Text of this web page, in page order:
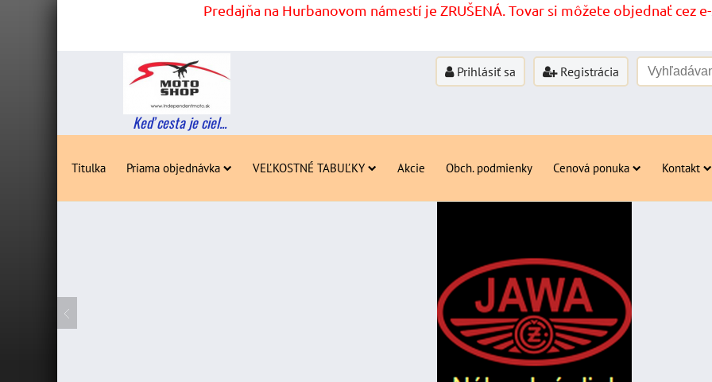
Predajňa na Hurbanovom námestí je ZRUŠENÁ. Tovar si môžete objednať cez
Keď cesta je ciel...
Prihlásiť sa Registrácia
Titulka Priama objednávka VEĽKOSTNÉ TABUĽKY Akcie Obch. podmienky Cenová ponuka Kontakt